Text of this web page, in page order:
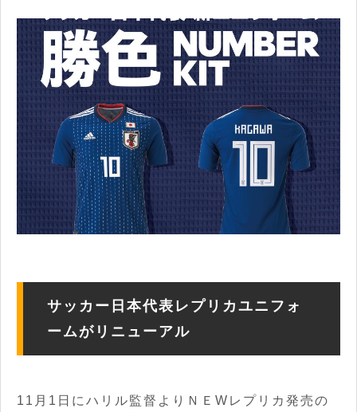
サッカー日本代表レプリカユニフォ
ームがリニューアル
11月1日にハリル監督よりＮＥWレプリカ発売の